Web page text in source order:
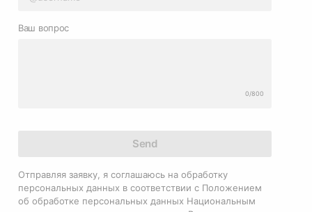
Ваш вопрос
0/800
Send
Отправляя заявку, я соглашаюсь на обработку
персональных данных в соответствии с Положением
об обработке персональных данных Национальным